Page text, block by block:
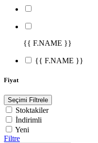
{{ F.NAME }}
{{ F.NAME }}
Fiyat
Seçimi Filtrele
Stoktakiler
İndirimli
Yeni
Filtre